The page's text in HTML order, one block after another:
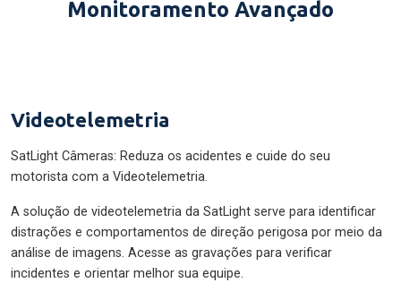
Monitoramento Avançado
Videotelemetria
SatLight Câmeras: Reduza os acidentes e cuide do seu
motorista com a Videotelemetria.
A solução de videotelemetria da SatLight serve para identificar
distrações e comportamentos de direção perigosa por meio da
análise de imagens. Acesse as gravações para verificar
incidentes e orientar melhor sua equipe.